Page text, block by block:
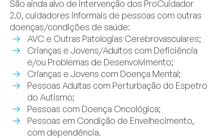
São ainda alvo de intervenção dos ProCuidador
2.0, cuidadores informais de pessoas com outras
doenças/condições de saúde:
AVC e Outras Patologias Cerebrovasculares;
Crianças e Jovens/Adultos com Deficiência
e/ou Problemas de Desenvolvimento;
Crianças e Jovens com Doença Mental;
Pessoas Adultas com Perturbação do Espetro
do Autismo;
Pessoas com Doença Oncológica;
Pessoas em Condição de Envelhecimento,
com dependência.